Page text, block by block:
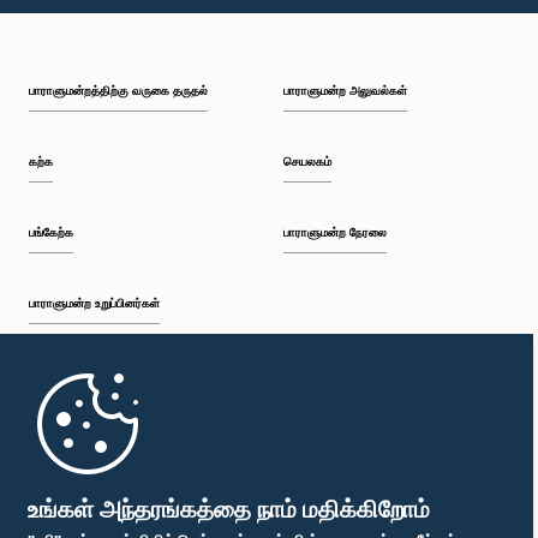
உங்கள் அந்தரங்கத்தை நாம் மதிக்கிறோம்
பி.ப. 1:28 - பி.ப. 1:37
பி.ப. 1:47 - பி.ப. 1:56
பி.ப. 2:06 - பி.ப. 2:16
பாராளுமன்றத்திற்கு வருகை தருதல்
கற்க
பங்கேற்க
பாராளுமன்ற உறுப்பினர்கள்
முதற்பக்கம்
பாராளுமன்ற அலுவல்கள்
செயலகம்
பாராளுமன்ற நேரலை
பாராளுமன்ற கையடக்க செயலி